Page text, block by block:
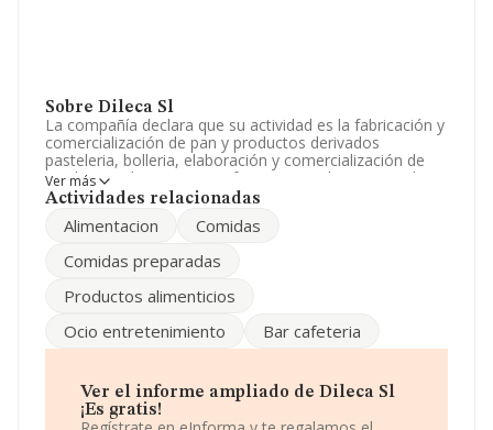
Sobre Dileca Sl
La compañía declara que su actividad es la fabricación y
comercialización de pan y productos derivados
pasteleria, bolleria, elaboración y comercialización de
productos alimenticios, cafeteria, comidas preparadas y
similares. La empresa aparece inscrita en el Registro
es 'Comercio al por menor en establecimientos no
alimenticios, bebidas y tabaco' con código 4711. No
cuenta la información disponible en INFORMA, ha
dispuesto de un número de empleados por debajo de la
Dentro del ranking de empresas elaborado por
INFORMA, atendiendo a los niveles de facturación,
Ver más
Actividades relacionadas
Alimentacion
Comidas
Comidas preparadas
Productos alimenticios
Ocio entretenimiento
Bar cafeteria
Ver el informe ampliado de Dileca Sl
¡Es gratis!